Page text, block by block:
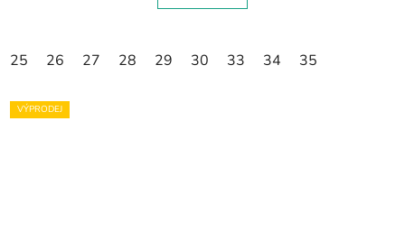
25 26 27 28 29 30 33 34 35
VÝPRODEJ